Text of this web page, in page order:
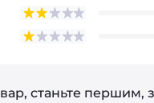
станьте першим,